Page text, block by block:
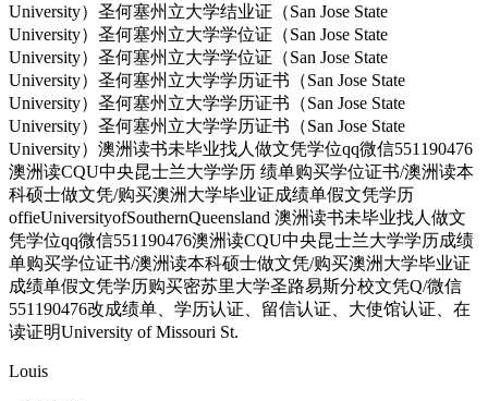
University）圣何塞州立大学结业证（San Jose State
University）圣何塞州立大学学位证（San Jose State
University）圣何塞州立大学学位证（San Jose State
University）圣何塞州立大学学历证书（San Jose State
University）圣何塞州立大学学历证书（San Jose State
University）圣何塞州立大学学历证书（San Jose State
University）澳洲读书未毕业找人做文凭学位qq微信551190476
澳洲读CQU中央昆士兰大学学历 绩单购买学位证书/澳洲读本
科硕士做文凭/购买澳洲大学毕业证成绩单假文凭学历
offieUniversityofSouthernQueensland 澳洲读书未毕业找人做文
凭学位qq微信551190476澳洲读CQU中央昆士兰大学学历成绩
单购买学位证书/澳洲读本科硕士做文凭/购买澳洲大学毕业证
成绩单假文凭学历购买密苏里大学圣路易斯分校文凭Q/微信
551190476改成绩单、学历认证、留信认证、大使馆认证、在
读证明University of Missouri St.
Louis